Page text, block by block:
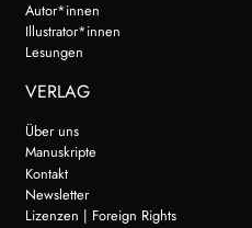
Autor*innen
Illustrator*innen
Lesungen
VERLAG
Über uns
Manuskripte
Kontakt
Newsletter
Lizenzen | Foreign Rights